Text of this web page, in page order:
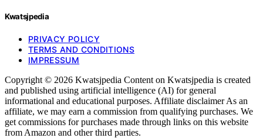
Kwatsjpedia
PRIVACY POLICY
TERMS AND CONDITIONS
IMPRESSUM
Copyright © 2026 Kwatsjpedia Content on Kwatsjpedia is created
and published using artificial intelligence (AI) for general
informational and educational purposes. Affiliate disclaimer As an
affiliate, we may earn a commission from qualifying purchases. We
get commissions for purchases made through links on this website
from Amazon and other third parties.